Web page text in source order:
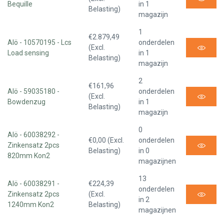
Bequille
Belasting)
in 1
magazijn
Alö - 10570195 - Lcs
Load sensing
€2.879,49
(Excl.
Belasting)
1
onderdelen
in 1
magazijn
Alö - 59035180 -
Bowdenzug
€161,96
(Excl.
Belasting)
2
onderdelen
in 1
magazijn
Alö - 60038292 -
Zinkensatz 2pcs
820mm Kon2
€0,00 (Excl.
Belasting)
0
onderdelen
in 0
magazijnen
Alö - 60038291 -
Zinkensatz 2pcs
1240mm Kon2
€224,39
(Excl.
Belasting)
13
onderdelen
in 2
magazijnen